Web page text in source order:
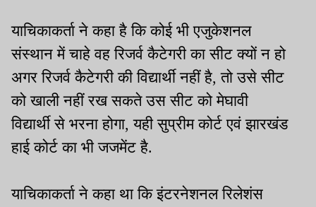
याचिकाकर्ता ने कहा है कि कोई भी एजुकेशनल
संस्थान में चाहे वह रिजर्व कैटेगरी का सीट क्यों न हो
अगर रिजर्व कैटेगरी की विद्यार्थी नहीं है, तो उसे सीट
को खाली नहीं रख सकते उस सीट को मेघावी
विद्यार्थी से भरना होगा, यही सुप्रीम कोर्ट एवं झारखंड
हाई कोर्ट का भी जजमेंट है.
याचिकाकर्ता ने कहा था कि इंटरनेशनल रिलेशंस